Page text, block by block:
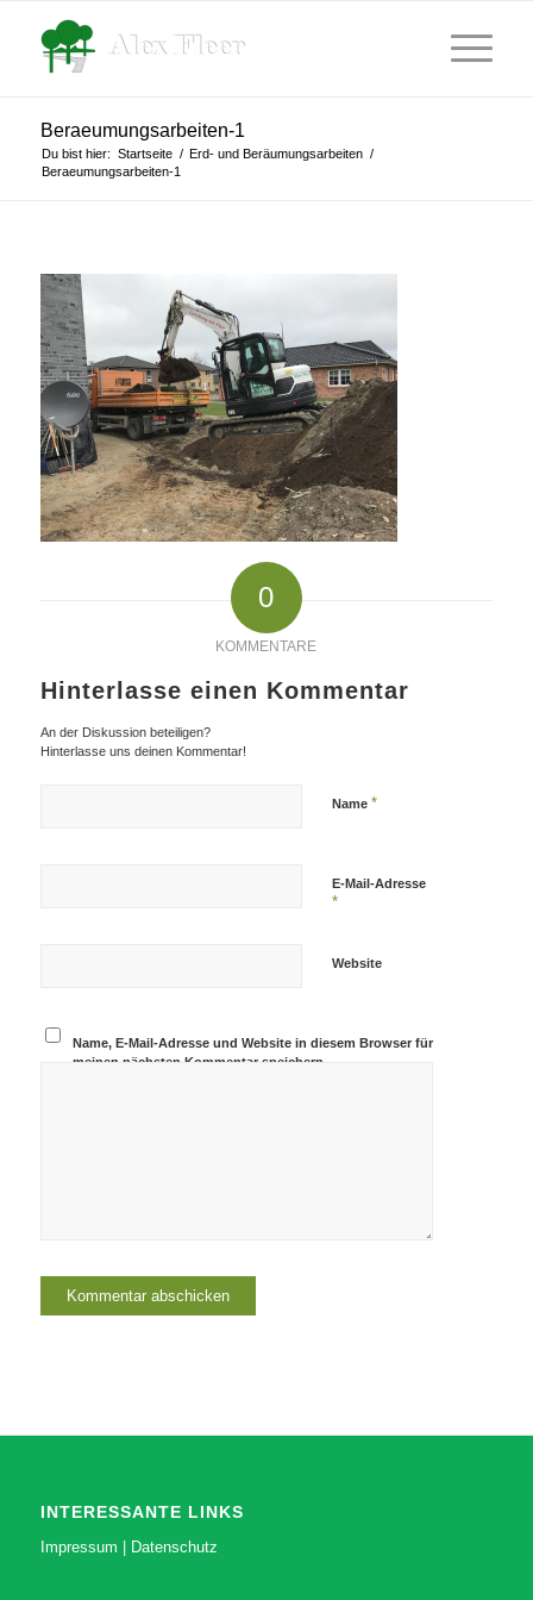
Beraeumungsarbeiten-1
Du bist hier: Startseite / Erd- und Beräumungsarbeiten /
Beraeumungsarbeiten-1
0
KOMMENTARE
Hinterlasse einen Kommentar
An der Diskussion beteiligen?
Hinterlasse uns deinen Kommentar!
Name *
E-Mail-Adresse
*
Website
Name, E-Mail-Adresse und Website in diesem Browser für
meinen nächsten Kommentar speichern.
INTERESSANTE LINKS
Impressum Datenschutz